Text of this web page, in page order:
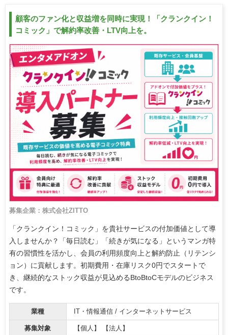
顧客のファン化と収益増を同時に実現！「クランクイン！
コミック」で解約率改善・LTV向上を。
募集企業：株式会社ZITTO
「クランクイン！コミック」を貴社サービスの付加価値として導
入しませんか？「毎日読む」「続きが気になる」というマンガ特
有の習慣性を活かし、会員の利用頻度向上と解約防止（リテンシ
ョン）に貢献します。初期費用・在庫リスク0円でスタートで
き、継続的なストック収益が見込めるBtoBtoCモデルのビジネス
です。
業種 IT・情報通信 / インターネットサービス
募集対象 【個人】 【法人】